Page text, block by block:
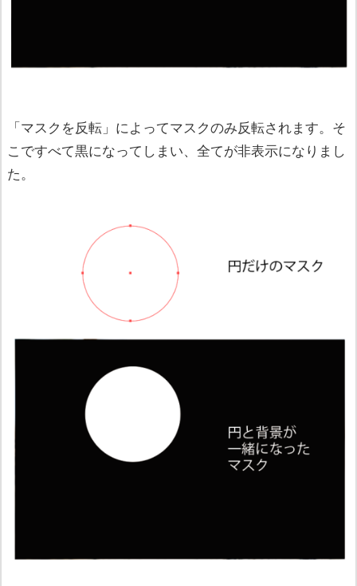
「マスクを反転」によってマスクのみ反転されます。そ
こですべて黒になってしまい、全てが非表示になりまし
た。